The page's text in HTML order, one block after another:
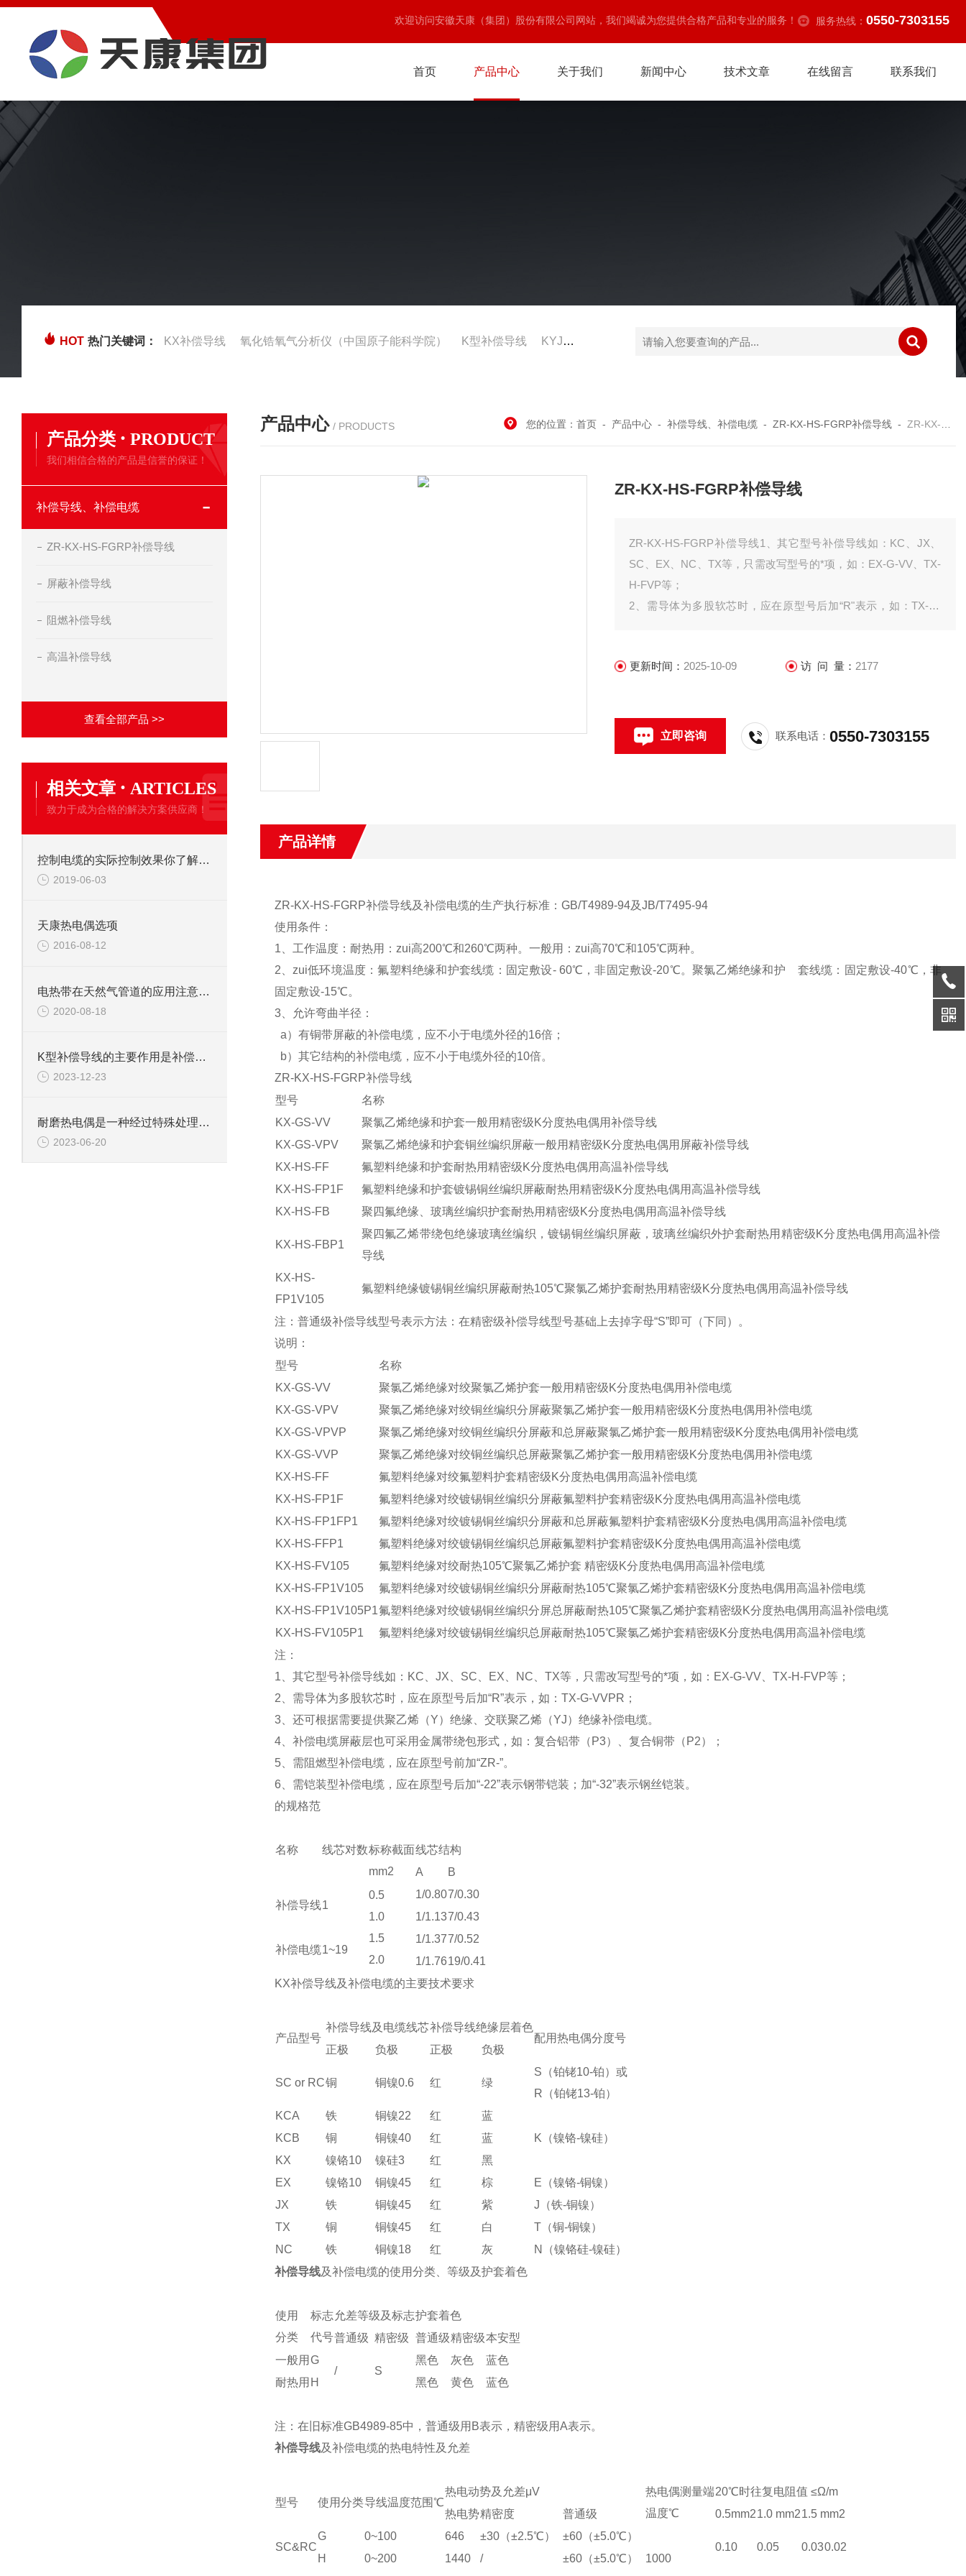
欢迎访问安徽天康（集团）股份有限公司网站，我们竭诚为您提供合格产品和专业的服务！ 服务热线： 0550-7303155
首页 产品中心 关于我们 新闻中心 技术文章 在线留言 联系我们
HOT 热门关键词： KX补偿导线 氧化锆氧气分析仪（中国原子能科学院） K型补偿导线 KYJV22控制电缆供应
产品分类 · PRODUCT
我们相信合格的产品是信誉的保证！
补偿导线、补偿电缆
ZR-KX-HS-FGRP补偿导线
屏蔽补偿导线
阻燃补偿导线
高温补偿导线
查看全部产品 >>
相关文章 · ARTICLES
致力于成为合格的解决方案供应商！
控制电缆的实际控制效果你了解了多少
2019-06-03
天康热电偶选项
2016-08-12
电热带在天然气管道的应用注意事项
2020-08-18
K型补偿导线的主要作用是补偿温度变化对测量结果的影响
2023-12-23
耐磨热电偶是一种经过特殊处理以提高其抗磨损能力的温度传感器
2023-06-20
产品中心 / PRODUCTS 您的位置：首页 - 产品中心 -补偿导线、补偿电缆 -ZR-KX-HS-FGRP补偿导线 - ZR-KX-HS-FGRP补偿导线
ZR-KX-HS-FGRP补偿导线
ZR-KX-HS-FGRP补偿导线1、其它型号补偿导线如：KC、JX、
SC、EX、NC、TX等，只需改写型号的*项，如：EX-G-VV、TX-
H-FVP等；
2、需导体为多股软芯时，应在原型号后加“R"表示，如：TX-G-
补偿电缆。
5、需阻
更新时间： 2025-10-09 访 问 量： 2177
立即咨询 联系电话：0550-7303155
产品详情
ZR-KX-HS-FGRP补偿导线及补偿电缆的生产执行标准：GB/T4989-94及JB/T7495-94
使用条件：
1、工作温度：耐热用：zui高200℃和260℃两种。一般用：zui高70℃和105℃两种。
2、zui低环境温度：氟塑料绝缘和护套线缆：固定敷设- 60℃，非固定敷设-20℃。聚氯乙烯绝缘和护 套线缆：固定敷设-40℃，非
固定敷设-15℃。
3、允许弯曲半径：
a）有铜带屏蔽的补偿电缆，应不小于电缆外径的16倍；
b）其它结构的补偿电缆，应不小于电缆外径的10倍。
ZR-KX-HS-FGRP补偿导线
型号
名称
KX-GS-VV
聚氯乙烯绝缘和护套一般用精密级K分度热电偶用补偿导线
KX-GS-VPV
聚氯乙烯绝缘和护套铜丝编织屏蔽一般用精密级K分度热电偶用屏蔽补偿导线
KX-HS-FF
氟塑料绝缘和护套耐热用精密级K分度热电偶用高温补偿导线
KX-HS-FP1F
氟塑料绝缘和护套镀锡铜丝编织屏蔽耐热用精密级K分度热电偶用高温补偿导线
KX-HS-FB
聚四氟绝缘、玻璃丝编织护套耐热用精密级K分度热电偶用高温补偿导线
KX-HS-FBP1
聚四氟乙烯带绕包绝缘玻璃丝编织，镀锡铜丝编织屏蔽，玻璃丝编织外护套耐热用精密级K分度热电偶用高温补偿
导线
KX-HS-
FP1V105
氟塑料绝缘镀锡铜丝编织屏蔽耐热105℃聚氯乙烯护套耐热用精密级K分度热电偶用高温补偿导线
注：普通级补偿导线型号表示方法：在精密级补偿导线型号基础上去掉字母“S”即可（下同）。
说明：
型号
名称
KX-GS-VV
聚氯乙烯绝缘对绞聚氯乙烯护套一般用精密级K分度热电偶用补偿电缆
KX-GS-VPV
聚氯乙烯绝缘对绞铜丝编织分屏蔽聚氯乙烯护套一般用精密级K分度热电偶用补偿电缆
KX-GS-VPVP
聚氯乙烯绝缘对绞铜丝编织分屏蔽和总屏蔽聚氯乙烯护套一般用精密级K分度热电偶用补偿电缆
KX-GS-VVP
聚氯乙烯绝缘对绞铜丝编织总屏蔽聚氯乙烯护套一般用精密级K分度热电偶用补偿电缆
KX-HS-FF
氟塑料绝缘对绞氟塑料护套精密级K分度热电偶用高温补偿电缆
KX-HS-FP1F
氟塑料绝缘对绞镀锡铜丝编织分屏蔽氟塑料护套精密级K分度热电偶用高温补偿电缆
KX-HS-FP1FP1
氟塑料绝缘对绞镀锡铜丝编织分屏蔽和总屏蔽氟塑料护套精密级K分度热电偶用高温补偿电缆
KX-HS-FFP1
氟塑料绝缘对绞镀锡铜丝编织总屏蔽氟塑料护套精密级K分度热电偶用高温补偿电缆
KX-HS-FV105
氟塑料绝缘对绞耐热105℃聚氯乙烯护套 精密级K分度热电偶用高温补偿电缆
KX-HS-FP1V105
氟塑料绝缘对绞镀锡铜丝编织分屏蔽耐热105℃聚氯乙烯护套精密级K分度热电偶用高温补偿电缆
KX-HS-FP1V105P1氟塑料绝缘对绞镀锡铜丝编织分屏总屏蔽耐热105℃聚氯乙烯护套精密级K分度热电偶用高温补偿电缆
KX-HS-FV105P1
氟塑料绝缘对绞镀锡铜丝编织总屏蔽耐热105℃聚氯乙烯护套精密级K分度热电偶用高温补偿电缆
注：
1、其它型号补偿导线如：KC、JX、SC、EX、NC、TX等，只需改写型号的*项，如：EX-G-VV、TX-H-FVP等；
2、需导体为多股软芯时，应在原型号后加“R”表示，如：TX-G-VVPR；
3、还可根据需要提供聚乙烯（Y）绝缘、交联聚乙烯（YJ）绝缘补偿电缆。
4、补偿电缆屏蔽层也可采用金属带绕包形式，如：复合铝带（P3）、复合铜带（P2）；
5、需阻燃型补偿电缆，应在原型号前加“ZR-”。
6、需铠装型补偿电缆，应在原型号后加“-22”表示钢带铠装；加“-32”表示钢丝铠装。
的规格范
名称 线芯对数标称截面
mm2
线芯结构
A
B
补偿导线1
0.5
1.0
1.5
2.0
1/0.807/0.30
1/1.137/0.43
补偿电缆1~19
1/1.377/0.52
1/1.7619/0.41
KX补偿导线及补偿电缆的主要技术要求
产品型号
补偿导线及电缆线芯补偿导线绝缘层着色
配用热电偶分度号
正极
负极 正极 负极
SC or RC铜 铜镍0.6 红 绿
S（铂铑10-铂）或
R（铂铑13-铂）
KCA
铁 铜镍22 红
蓝
K（镍铬-镍硅）
KCB 铜 铜镍40 红
蓝
KX
镍铬10 镍硅3 红
黑
EX
镍铬10 铜镍45 红 棕
E（镍铬-铜镍）
JX
铁 铜镍45 红 紫
J（铁-铜镍）
TX
铜 铜镍45 红 白
T（铜-铜镍）
NC
铁 铜镍18 红 灰
N（镍铬硅-镍硅）
补偿导线及补偿电缆的使用分类、等级及护套着色
使用
分类
标志
代号
允差等级及标志护套着色
普通级 精密级 普通级精密级本安型
一般用 G
/
S
黑色 灰色
蓝色
耐热用 H 黑色 黄色 蓝色
注：在旧标准GB4989-85中，普通级用B表示，精密级用A表示。
补偿导线及补偿电缆的热电特性及允差
型号 使用分类导线温度范围℃
热电动势及允差μV
热电偶测量端
温度℃
20℃时往复电阻值 ≤Ω/m
热电势精密度 普通级 0.5mm21.0 mm21.5 mm2
SC&RC
G 0~100 646 ±30（±2.5℃）
±60（±5.0℃）
1000
0.10 0.05 0.030.02
H
0~200 1440 /
±60（±5.0℃）